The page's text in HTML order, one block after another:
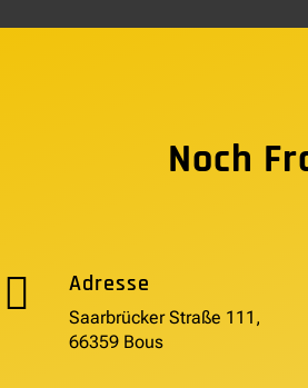
Noch
 Adresse
Saarbrücker Straße 111,
66359 Bous